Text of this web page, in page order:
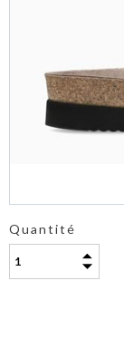
Quantité